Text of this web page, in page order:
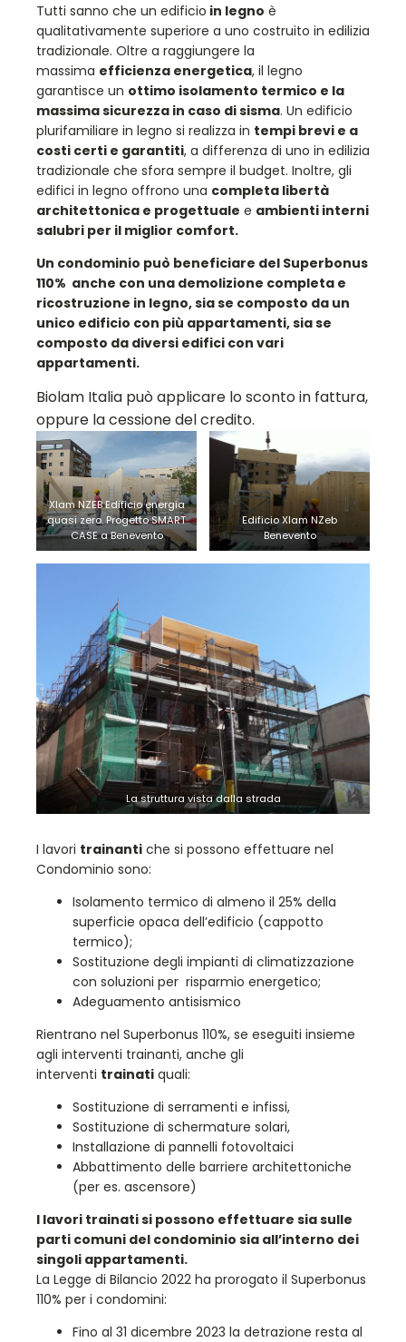
Tutti sanno che un edificio in legno è
qualitativamente superiore a uno costruito in edilizia
tradizionale. Oltre a raggiungere la
massima efficienza energetica, il legno
garantisce un ottimo isolamento termico e la
massima sicurezza in caso di sisma. Un edificio
plurifamiliare in legno si realizza in tempi brevi e a
costi certi e garantiti, a differenza di uno in edilizia
tradizionale che sfora sempre il budget. Inoltre, gli
edifici in legno offrono una completa libertà
architettonica e progettuale e ambienti interni
salubri per il miglior comfort.
Un condominio può beneficiare del Superbonus
110% anche con una demolizione completa e
ricostruzione in legno, sia se composto da un
unico edificio con più appartamenti, sia se
composto da diversi edifici con vari
appartamenti.
Biolam Italia può applicare lo sconto in fattura,
oppure la cessione del credito.
Xlam NZEB Edificio energia
quasi zero. Progetto SMART
CASE a Benevento
Edificio Xlam NZeb
Benevento
La struttura vista dalla strada
I lavori trainanti che si possono effettuare nel
Condominio sono:
Isolamento termico di almeno il 25% della
superficie opaca dell’edificio (cappotto
termico);
Sostituzione degli impianti di climatizzazione
con soluzioni per risparmio energetico;
Adeguamento antisismico
Rientrano nel Superbonus 110%, se eseguiti insieme
agli interventi trainanti, anche gli
interventi trainati quali:
Sostituzione di serramenti e infissi,
Sostituzione di schermature solari,
Installazione di pannelli fotovoltaici
Abbattimento delle barriere architettoniche
(per es. ascensore)
I lavori trainati si possono effettuare sia sulle
parti comuni del condominio sia all’interno dei
singoli appartamenti.
La Legge di Bilancio 2022 ha prorogato il Superbonus
110% per i condomini:
Fino al 31 dicembre 2023 la detrazione resta al